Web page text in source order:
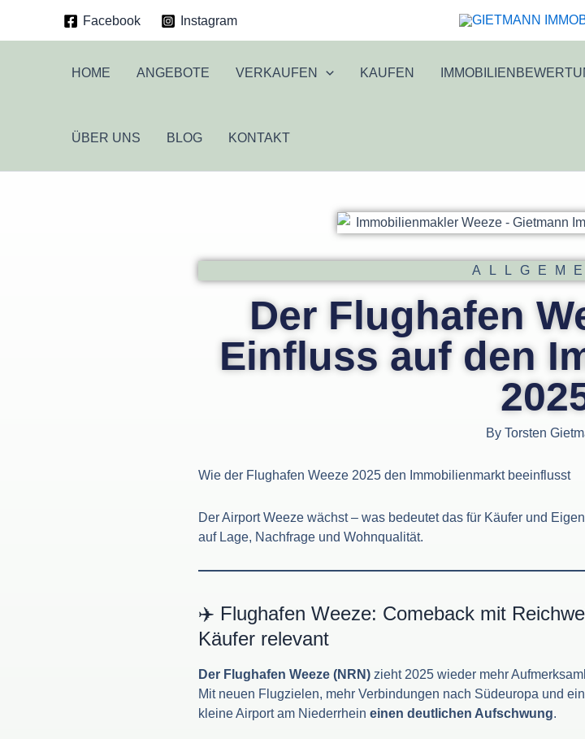
Facebook Instagram
HOME ANGEBOTE VERKAUFEN KAUFEN
ÜBER UNS BLOG KONTAKT
Der Flughafen
Einfluss auf den
By Torsten
Wie der Flughafen Weeze 2025 den Immobilienmarkt beeinflusst
Der Airport Weeze wächst – was bedeutet das für Käufer und
auf Lage, Nachfrage und Wohnqualität.
✈️ Flughafen Weeze: Comeback mit
Käufer relevant
Der Flughafen Weeze (NRN) zieht 2025 wieder mehr
Mit neuen Flugzielen, mehr Verbindungen nach Südeuropa und
kleine Airport am Niederrhein einen deutlichen Aufschwung.